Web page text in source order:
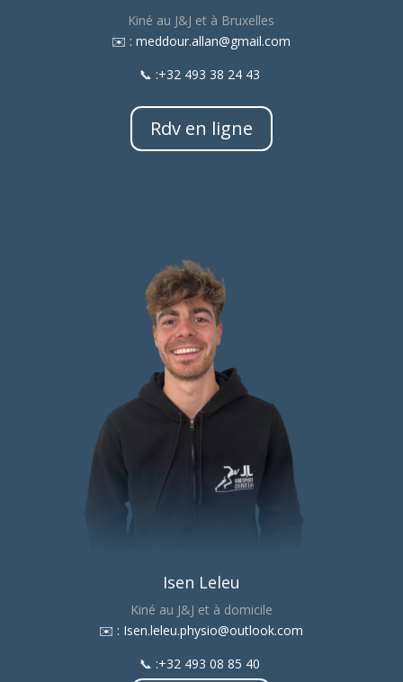
Kiné au J&J et à Bruxelles
​✉️ : meddour.allan@gmail.com
📞 :+32 493 38 24 43
Rdv en ligne
Isen Leleu
Kiné au J&J et à domicile
​✉️ : Isen.leleu.physio@outlook.com
📞 :+32 493 08 85 40